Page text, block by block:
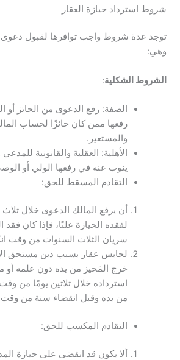
شروط استرداد حيازة العقار
توجد عدة شروط واجب توافرها لقبول دعوى
وهي:
الشروط الشكلية:
الصفة: رفع الدعوى من الحائز أو
رفعها ممن كان حائزًا لحساب
والمستعير.
الأهلية: العقلية والقانونية
ينوب عنه في رفعها الولي أو
التقادم المسقط للحق:
أن يرفع المالك الدعوى خلال ثلاث
لفقده الحيازة علنًا، فإذا كان فقد
سريان الثلاث السنوات من وقت
لحابس عقار بسبب دين مستحق
خرج المَحيز من يده دون علمه أو
استرداده خلال ثلاثين يومًا من
من يده وقبل انقضاء سنة من
التقادم المكسب للحق:
ألا يكون قد انقضى على حيازة